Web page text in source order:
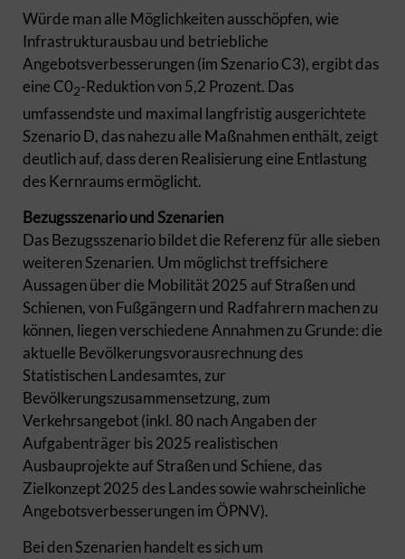
Würde man alle Möglichkeiten ausschöpfen, wie
Infrastrukturausbau und betriebliche
Angebotsverbesserungen (im Szenario C3), ergibt das
eine C02-Reduktion von 5,2 Prozent. Das
umfassendste und maximal langfristig ausgerichtete
Szenario D, das nahezu alle Maßnahmen enthält, zeigt
deutlich auf, dass deren Realisierung eine Entlastung
des Kernraums ermöglicht.
Bezugsszenario und Szenarien
Das Bezugsszenario bildet die Referenz für alle sieben
weiteren Szenarien. Um möglichst treffsichere
Aussagen über die Mobilität 2025 auf Straßen und
Schienen, von Fußgängern und Radfahrern machen zu
können, liegen verschiedene Annahmen zu Grunde: die
aktuelle Bevölkerungsvorausrechnung des
Statistischen Landesamtes, zur
Bevölkerungszusammensetzung, zum
Verkehrsangebot (inkl. 80 nach Angaben der
Aufgabenträger bis 2025 realistischen
Ausbauprojekte auf Straßen und Schiene, das
Zielkonzept 2025 des Landes sowie wahrscheinliche
Angebotsverbesserungen im ÖPNV).
Bei den Szenarien handelt es sich um